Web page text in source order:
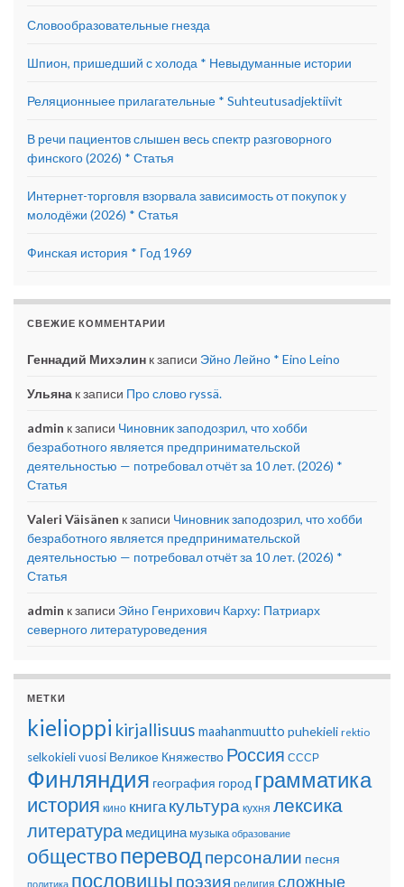
Словообразовательные гнезда
Шпион, пришедший с холода * Невыдуманные истории
Реляционныее прилагательные * Suhteutusadjektiivit
В речи пациентов слышен весь спектр разговорного
финского (2026) * Статья
Интернет-торговля взорвала зависимость от покупок у
молодёжи (2026) * Статья
Финская история * Год 1969
СВЕЖИЕ КОММЕНТАРИИ
Геннадий Михэлин к записи Эйно Лейно * Eino Leino
Ульяна к записи Про слово ryssä.
admin к записи Чиновник заподозрил, что хобби
безработного является предпринимательской
деятельностью — потребовал отчёт за 10 лет. (2026) *
Статья
Valeri Väisänen к записи Чиновник заподозрил, что хобби
безработного является предпринимательской
деятельностью — потребовал отчёт за 10 лет. (2026) *
Статья
admin к записи Эйно Генрихович Карху: Патриарх
северного литературоведения
МЕТКИ
kielioppi kirjallisuus maahanmuutto puhekieli rektio
selkokielivuosi Великое Княжество Россия СССР
Финляндия география город грамматика
история кино книгакультура кухня лексика
литература медицина музыка образование
обществопереводперсоналии песня
политика пословицы поэзия религия сложные